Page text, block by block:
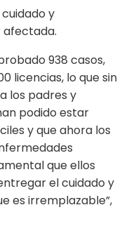
y
afectada.
938 casos,
licencias, lo que sin
los padres y
podido estar
y que ahora los
que ellos
el cuidado y
es irremplazable”,